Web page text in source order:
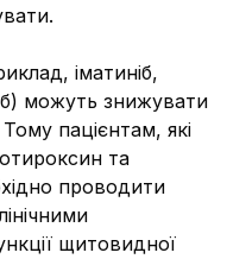
іматиніб,
можуть знижувати
пацієнтам, які
та
проводити
щитовидної